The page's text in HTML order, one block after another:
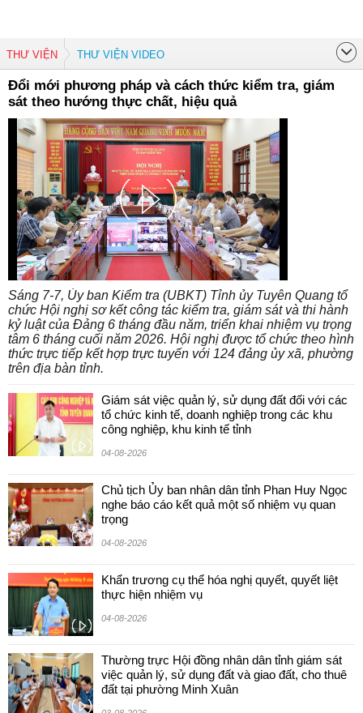
THƯ VIỆN THƯ VIỆN VIDEO
Đổi mới phương pháp và cách thức kiểm tra, giám
sát theo hướng thực chất, hiệu quả
Sáng 7-7, Ủy ban Kiểm tra (UBKT) Tỉnh ủy Tuyên Quang tổ
chức Hội nghị sơ kết công tác kiểm tra, giám sát và thi hành
kỷ luật của Đảng 6 tháng đầu năm, triển khai nhiệm vụ trọng
tâm 6 tháng cuối năm 2026. Hội nghị được tổ chức theo hình
thức trực tiếp kết hợp trực tuyến với 124 đảng ủy xã, phường
trên địa bàn tỉnh.
Giám sát việc quản lý, sử dụng đất đối với các
tổ chức kinh tế, doanh nghiệp trong các khu
công nghiệp, khu kinh tế tỉnh
04-08-2026
Chủ tịch Ủy ban nhân dân tỉnh Phan Huy Ngọc
nghe báo cáo kết quả một số nhiệm vụ quan
trọng
04-08-2026
Khẩn trương cụ thể hóa nghị quyết, quyết liệt
thực hiện nhiệm vụ
04-08-2026
Thường trực Hội đồng nhân dân tỉnh giám sát
việc quản lý, sử dụng đất và giao đất, cho thuê
đất tại phường Minh Xuân